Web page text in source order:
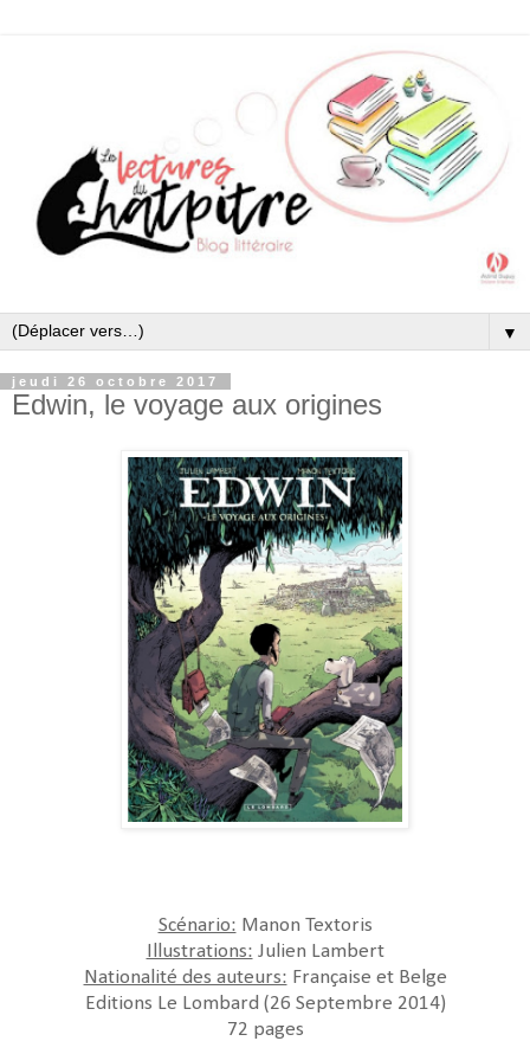
▼
jeudi 26 octobre 2017
Edwin, le voyage aux origines
Scénario: Manon Textoris
Illustrations: Julien Lambert
Nationalité des auteurs: Française et Belge
Editions Le Lombard (26 Septembre 2014)
72 pages